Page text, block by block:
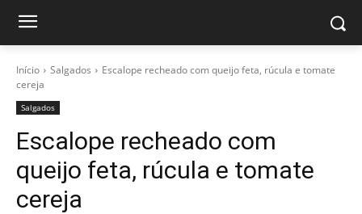
Início Salgados
Escalope recheado com queijo feta, rúcula e tomate
cereja
Salgados
Escalope recheado com
queijo feta, rúcula e tomate
cereja